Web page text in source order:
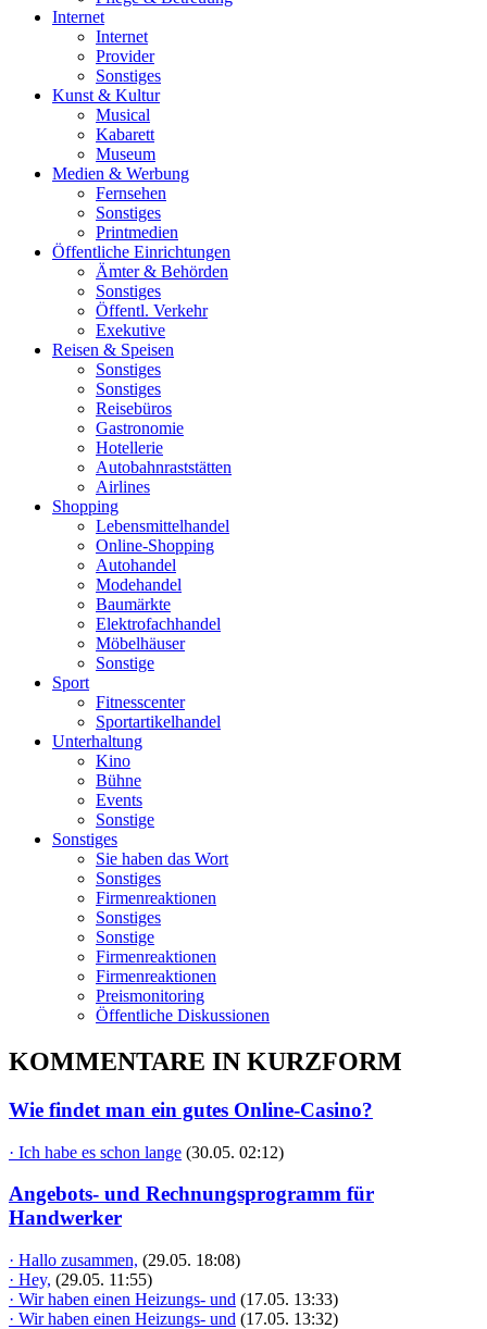
Internet
Internet
Provider
Sonstiges
Kunst & Kultur
Musical
Kabarett
Museum
Medien & Werbung
Fernsehen
Sonstiges
Printmedien
Öffentliche Einrichtungen
Ämter & Behörden
Sonstiges
Öffentl. Verkehr
Exekutive
Reisen & Speisen
Sonstiges
Sonstiges
Reisebüros
Gastronomie
Hotellerie
Autobahnraststätten
Airlines
Shopping
Lebensmittelhandel
Online-Shopping
Autohandel
Modehandel
Baumärkte
Elektrofachhandel
Möbelhäuser
Sonstige
Sport
Fitnesscenter
Sportartikelhandel
Unterhaltung
Kino
Bühne
Events
Sonstige
Sonstiges
Sie haben das Wort
Sonstiges
Firmenreaktionen
Sonstiges
Sonstige
Firmenreaktionen
Firmenreaktionen
Preismonitoring
Öffentliche Diskussionen
KOMMENTARE IN KURZFORM
Wie findet man ein gutes Online-Casino?
· Ich habe es schon lange (30.05. 02:12)
Angebots- und Rechnungsprogramm für
Handwerker
· Hallo zusammen, (29.05. 18:08)
· Hey, (29.05. 11:55)
· Wir haben einen Heizungs- und (17.05. 13:33)
· Wir haben einen Heizungs- und (17.05. 13:32)